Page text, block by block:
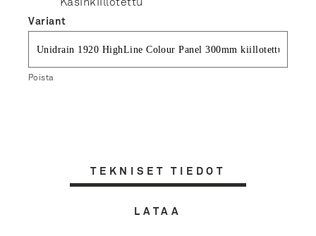
Variant
Poista
TEKNISET TIEDOT
LATAA